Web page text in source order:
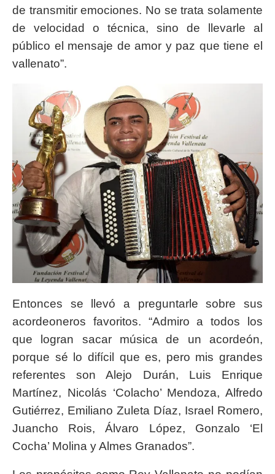
de transmitir emociones. No se trata solamente
de velocidad o técnica, sino de llevarle al
público el mensaje de amor y paz que tiene el
vallenato”.
Entonces se llevó a preguntarle sobre sus
acordeoneros favoritos. “Admiro a todos los
que logran sacar música de un acordeón,
porque sé lo difícil que es, pero mis grandes
referentes son Alejo Durán, Luis Enrique
Martínez, Nicolás ‘Colacho’ Mendoza, Alfredo
Gutiérrez, Emiliano Zuleta Díaz, Israel Romero,
Juancho Rois, Álvaro López, Gonzalo ‘El
Cocha’ Molina y Almes Granados”.